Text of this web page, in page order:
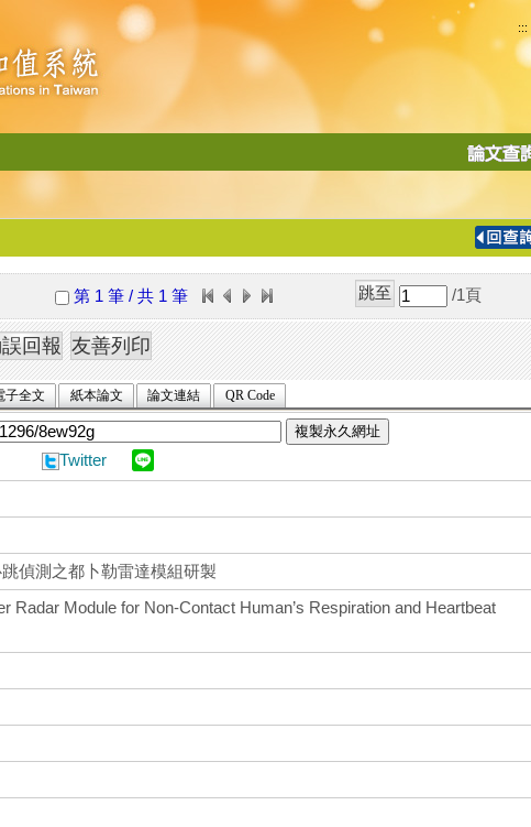
:::
導
第 1 筆 / 共 1 筆 /1 頁
子全文 紙本論文 論文連結 QR Code
複製永久網址
Twitter
偵測之都卜勒雷達模組研製
Radar Module for Non-Contact Human’s Respiration and Heartbeat